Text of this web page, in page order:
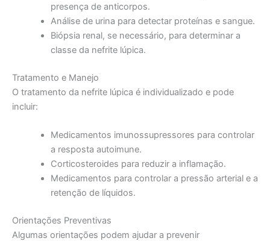
presença de anticorpos.
Análise de urina para detectar proteínas e sangue.
Biópsia renal, se necessário, para determinar a
classe da nefrite lúpica.
Tratamento e Manejo
O tratamento da nefrite lúpica é individualizado e pode
incluir:
Medicamentos imunossupressores para controlar
a resposta autoimune.
Corticosteroides para reduzir a inflamação.
Medicamentos para controlar a pressão arterial e a
retenção de líquidos.
Orientações Preventivas
Algumas orientações podem ajudar a prevenir